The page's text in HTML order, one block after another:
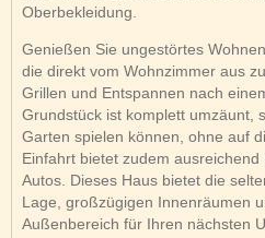
Oberbekleidung.
Genießen Sie ungestörtes
die direkt vom Wohnzimmer aus
Grillen und Entspannen nach
Grundstück ist komplett umzäunt,
Garten spielen können, ohne auf
Einfahrt bietet zudem
Autos. Dieses Haus bietet die
Lage, großzügigen Innenräumen
Außenbereich für Ihren nächsten